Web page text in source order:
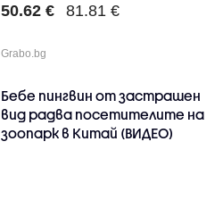
50.62 € 81.81 €
Grabo.bg
Бебе пингвин от застрашен
вид радва посетителите на
зоопарк в Китай (ВИДЕО)